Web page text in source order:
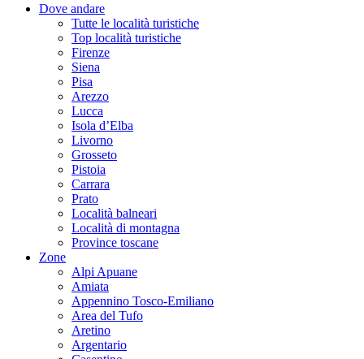
Dove andare
Tutte le località turistiche
Top località turistiche
Firenze
Siena
Pisa
Arezzo
Lucca
Isola d’Elba
Livorno
Grosseto
Pistoia
Carrara
Prato
Località balneari
Località di montagna
Province toscane
Zone
Alpi Apuane
Amiata
Appennino Tosco-Emiliano
Area del Tufo
Aretino
Argentario